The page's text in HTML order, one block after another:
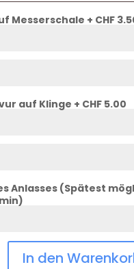
Messerschale + CHF
auf Klinge + CHF 5.00
Anlasses (Spätest
In den